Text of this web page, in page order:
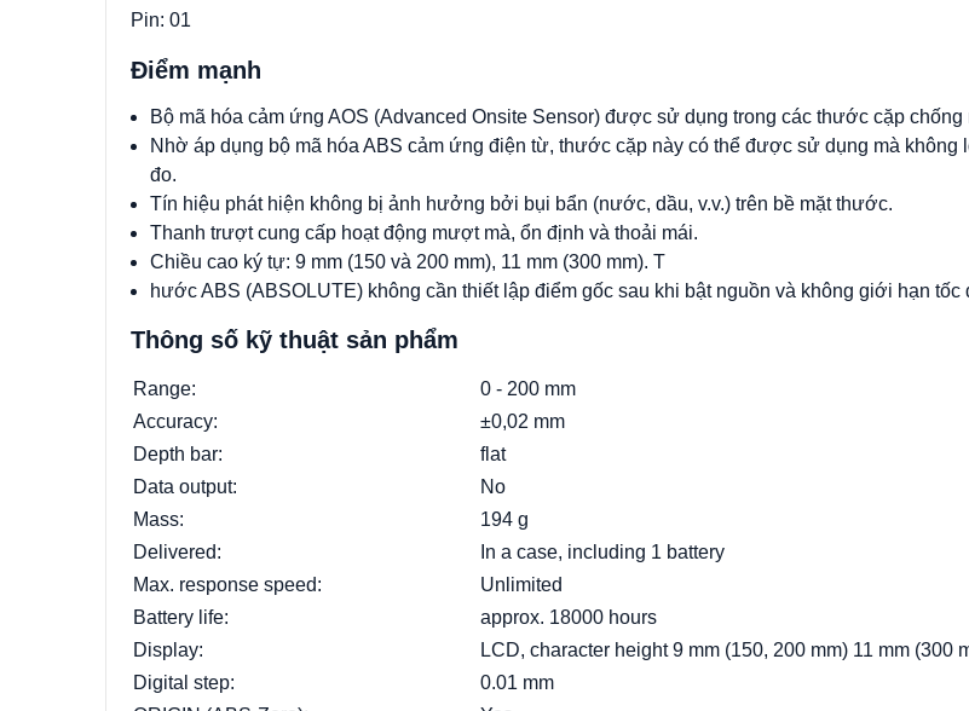
Pin: 01
Điểm mạnh
Bộ mã hóa cảm ứng AOS (Advanced Onsite Sensor) được sử dụng trong các thước cặp
Nhờ áp dụng bộ mã hóa ABS cảm ứng điện từ, thước cặp này có thể được sử dụng mà
đo.
Tín hiệu phát hiện không bị ảnh hưởng bởi bụi bẩn (nước, dầu, v.v.) trên bề mặt thước.
Thanh trượt cung cấp hoạt động mượt mà, ổn định và thoải mái.
Chiều cao ký tự: 9 mm (150 và 200 mm), 11 mm (300 mm). T
hước ABS (ABSOLUTE) không cần thiết lập điểm gốc sau khi bật nguồn và không giới hạn tốc
Thông số kỹ thuật sản phẩm
Range: 0 - 200 mm
Accuracy:
±0,02 mm
Depth bar:
flat
Data output:
No
Mass:
194 g
Delivered:
In a case, including 1 battery
Max. response speed:
Unlimited
Battery life:
approx. 18000 hours
Display:
LCD, character height 9 mm (150, 200 mm) 11 mm (300
Digital step:
0.01 mm